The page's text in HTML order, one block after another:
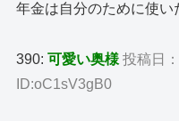
年金は自分のために使い
390:可愛い奥様 投稿日
ID:oC1sV3gB0